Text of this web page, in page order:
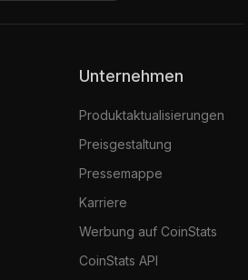
Unternehmen
Produktaktualisierungen
Preisgestaltung
Pressemappe
Karriere
Werbung auf CoinStats
CoinStats API